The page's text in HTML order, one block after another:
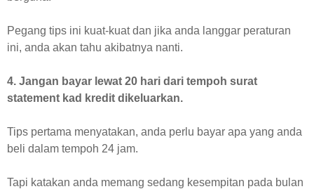
Pegang tips ini kuat-kuat dan jika anda langgar peraturan
ini, anda akan tahu akibatnya nanti.
4. Jangan bayar lewat 20 hari dari tempoh surat
statement kad kredit dikeluarkan.
Tips pertama menyatakan, anda perlu bayar apa yang anda
beli dalam tempoh 24 jam.
Tapi katakan anda memang sedang kesempitan pada bulan